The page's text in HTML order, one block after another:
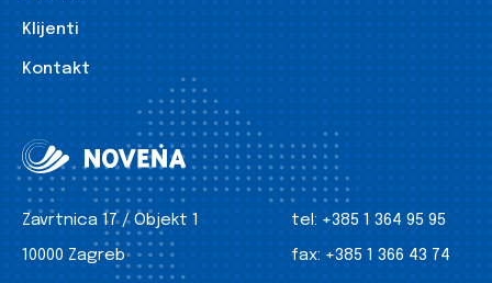
Klijenti
Kontakt
Zavrtnica 17 / Objekt 1
10000 Zagreb
tel: +385 1 364 95 95
fax: +385 1 366 43 74